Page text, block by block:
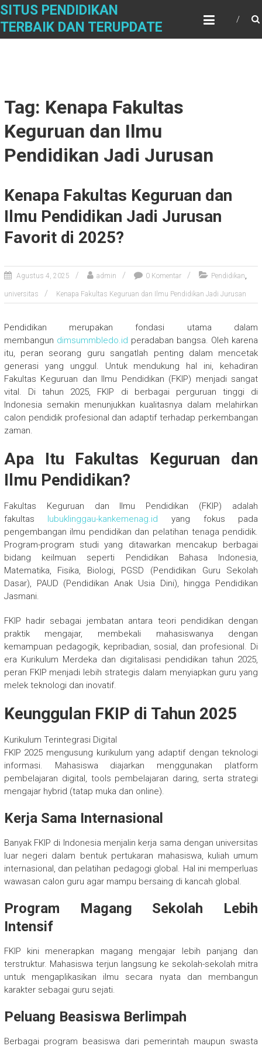
Skip
content
SITUS PENDIDIKAN
TERBAIK DAN TERUPDATE
Tag: Kenapa Fakultas
Keguruan dan Ilmu
Pendidikan Jadi Jurusan
Kenapa Fakultas Keguruan dan
Ilmu Pendidikan Jadi Jurusan
Favorit di 2025?
Agustus 4, 2025 admin 0 Komentar Pendidikan,
universitas Kenapa Fakultas Keguruan dan Ilmu Pendidikan Jadi Jurusan
Pendidikan merupakan fondasi utama dalam
membangun dimsummbledo.id peradaban bangsa. Oleh karena
itu, peran seorang guru sangatlah penting dalam mencetak
generasi yang unggul. Untuk mendukung hal ini, kehadiran
Fakultas Keguruan dan Ilmu Pendidikan (FKIP) menjadi sangat
vital. Di tahun 2025, FKIP di berbagai perguruan tinggi di
Indonesia semakin menunjukkan kualitasnya dalam melahirkan
calon pendidik profesional dan adaptif terhadap perkembangan
zaman.
Apa Itu Fakultas Keguruan dan
Ilmu Pendidikan?
Fakultas Keguruan dan Ilmu Pendidikan (FKIP) adalah
fakultas lubuklinggau-kankemenag.id yang fokus pada
pengembangan ilmu pendidikan dan pelatihan tenaga pendidik.
Program-program studi yang ditawarkan mencakup berbagai
bidang keilmuan seperti Pendidikan Bahasa Indonesia,
Matematika, Fisika, Biologi, PGSD (Pendidikan Guru Sekolah
Dasar), PAUD (Pendidikan Anak Usia Dini), hingga Pendidikan
Jasmani.
FKIP hadir sebagai jembatan antara teori pendidikan dengan
praktik mengajar, membekali mahasiswanya dengan
kemampuan pedagogik, kepribadian, sosial, dan profesional. Di
era Kurikulum Merdeka dan digitalisasi pendidikan tahun 2025,
peran FKIP menjadi lebih strategis dalam menyiapkan guru yang
melek teknologi dan inovatif.
Keunggulan FKIP di Tahun 2025
Kurikulum Terintegrasi Digital
FKIP 2025 mengusung kurikulum yang adaptif dengan teknologi
informasi. Mahasiswa diajarkan menggunakan platform
pembelajaran digital, tools pembelajaran daring, serta strategi
mengajar hybrid (tatap muka dan online).
Kerja Sama Internasional
Banyak FKIP di Indonesia menjalin kerja sama dengan universitas
luar negeri dalam bentuk pertukaran mahasiswa, kuliah umum
internasional, dan pelatihan pedagogi global. Hal ini memperluas
wawasan calon guru agar mampu bersaing di kancah global.
Program Magang Sekolah Lebih
Intensif
FKIP kini menerapkan magang mengajar lebih panjang dan
terstruktur. Mahasiswa terjun langsung ke sekolah-sekolah mitra
untuk mengaplikasikan ilmu secara nyata dan membangun
karakter sebagai guru sejati.
Peluang Beasiswa Berlimpah
Berbagai program beasiswa dari pemerintah maupun swasta